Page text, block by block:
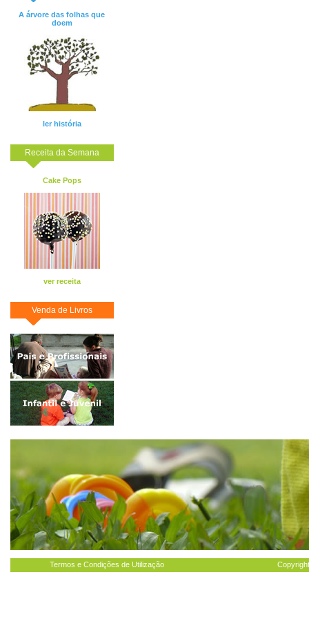
A árvore das folhas que
doem
ler história
Receita da Semana
Cake Pops
ver receita
Venda de Livros
Termos e Condições de Utilização